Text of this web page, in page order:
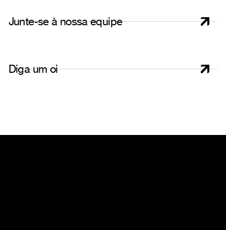
Junte-se à nossa equipe
Diga um oi